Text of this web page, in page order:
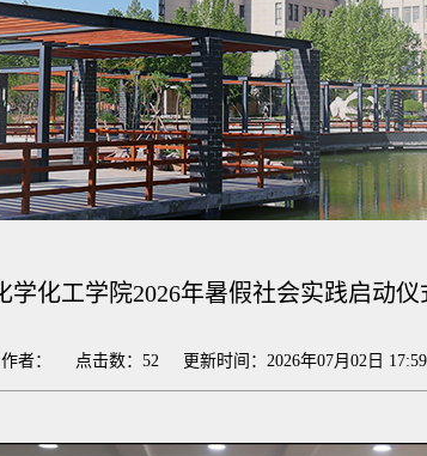
学化工学院2026年暑假社会实践启动仪
作者： 点击数： 52 更新时间：2026年07月02日